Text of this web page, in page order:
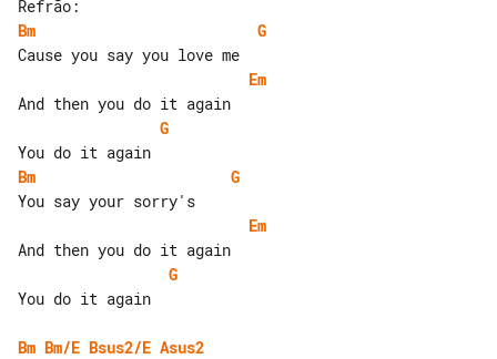
Bm
G
Em
G
Bm
G
Em
G
You do it again
Bm Bm/E Bsus2/E Asus2